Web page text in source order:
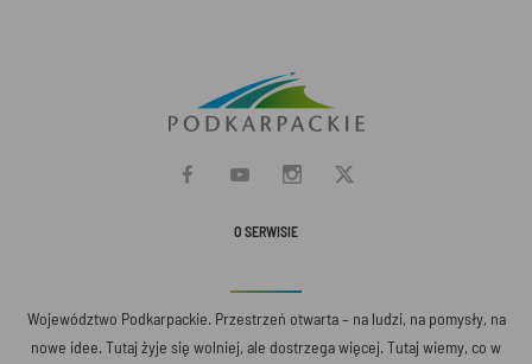
O SERWISIE
Województwo Podkarpackie. Przestrzeń otwarta – na ludzi, na pomysły, na
nowe idee. Tutaj żyje się wolniej, ale dostrzega więcej. Tutaj wiemy, co w